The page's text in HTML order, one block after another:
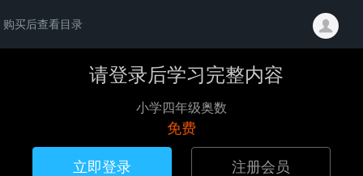
购买后查看目录
请登录后学习完整内容
小学四年级奥数
免费
立即登录 注册会员